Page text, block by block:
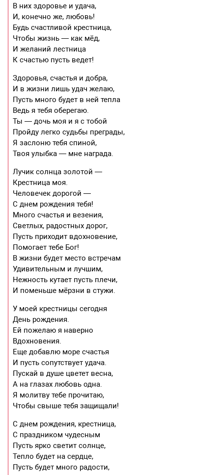
В них здоровье и удача,
И, конечно же, любовь!
Будь счастливой крестница,
Чтобы жизнь — как мёд,
И желаний лестница
К счастью пусть ведет!
Здоровья, счастья и добра,
И в жизни лишь удач желаю,
Пусть много будет в ней тепла
Ведь я тебя оберегаю.
Ты — дочь моя и я с тобой
Пройду легко судьбы преграды,
Я заслоню тебя спиной,
Твоя улыбка — мне награда.
Лучик солнца золотой —
Крестница моя.
Человечек дорогой —
С днем рождения тебя!
Много счастья и везения,
Светлых, радостных дорог,
Пусть приходит вдохновение,
Помогает тебе Бог!
В жизни будет место встречам
Удивительным и лучшим,
Нежность кутает пусть плечи,
И поменьше мёрзни в стужи.
У моей крестницы сегодня
День рождения.
Ей пожелаю я наверно
Вдохновения.
Еще добавлю море счастья
И пусть сопутствует удача.
Пускай в душе цветет весна,
А на глазах любовь одна.
Я молитву тебе прочитаю,
Чтобы свыше тебя защищали!
С днем рождения, крестница,
С праздником чудесным
Пусть ярко светит солнце,
Тепло будет на сердце,
Пусть будет много радости,